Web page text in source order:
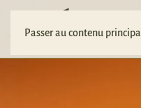
Passer au contenu principal